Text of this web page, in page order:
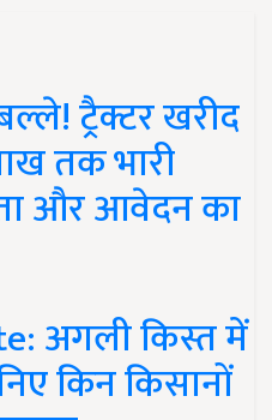
ट्रैक्टर खरीद
तक भारी
और आवेदन का
अगली किस्त में
किन किसानों